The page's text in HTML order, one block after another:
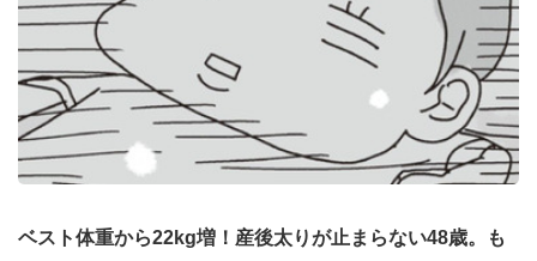
ベスト体重から22kg増！産後太りが止まらない48歳。も